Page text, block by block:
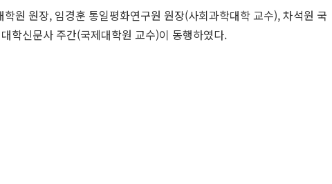
원 원장, 임경훈 통일평화연구원 원장(사회과학대학 교수), 차석원 국
학신문사 주간(국제대학원 교수)이 동행하였다.